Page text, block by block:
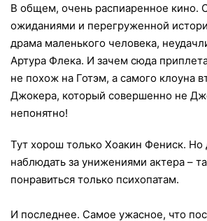
В общем, очень распиаренное кино.
ожиданиями и перегруженной
драма маленького человека,
Артура Флека. И зачем сюда
не похож на Готэм, а самого клоуна
Джокера, который совершенно не
непонятно!
Тут хорош только Хоакин Фениск. Но
наблюдать за унижениями актера –
понравиться только психопатам.
И последнее. Самое ужасное, что